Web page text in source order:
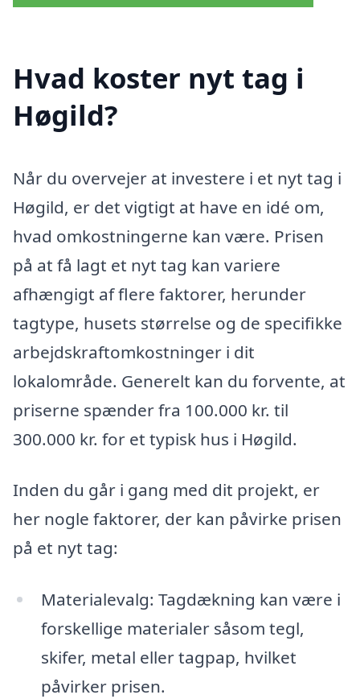
Hvad koster nyt tag i
Høgild?
Når du overvejer at investere i et nyt tag i
Høgild, er det vigtigt at have en idé om,
hvad omkostningerne kan være. Prisen
på at få lagt et nyt tag kan variere
afhængigt af flere faktorer, herunder
tagtype, husets størrelse og de specifikke
arbejdskraftomkostninger i dit
lokalområde. Generelt kan du forvente, at
priserne spænder fra 100.000 kr. til
300.000 kr. for et typisk hus i Høgild.
Inden du går i gang med dit projekt, er
her nogle faktorer, der kan påvirke prisen
på et nyt tag:
Materialevalg: Tagdækning kan være i
forskellige materialer såsom tegl,
skifer, metal eller tagpap, hvilket
påvirker prisen.